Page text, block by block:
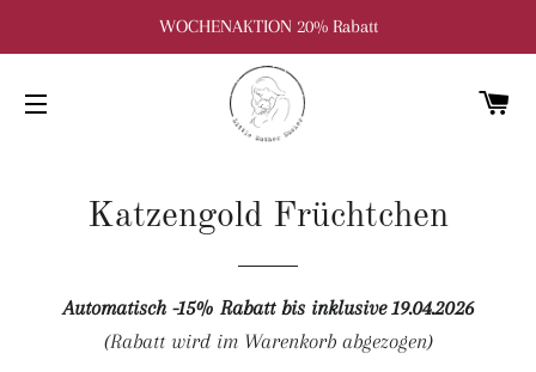
WOCHENAKTION 20% Rabatt
Katzengold Früchtchen
Automatisch -15% Rabatt bis inklusive 19.04.2026
(Rabatt wird im Warenkorb abgezogen)